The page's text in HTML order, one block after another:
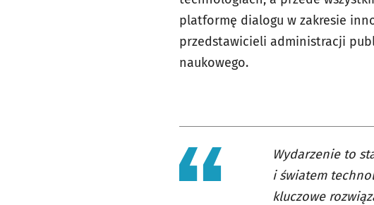
platformę dialogu w zakresie
przedstawicieli administracji
naukowego.
Wydarzenie to
i światem
kluczowe